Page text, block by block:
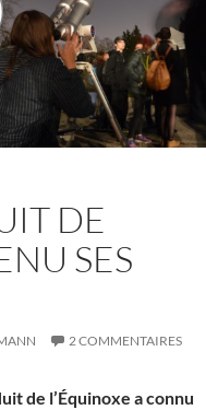
DE
SES
2 COMMENTAIRES
de l’Équinoxe a connu